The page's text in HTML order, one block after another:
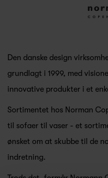
Den danske design
grundlagt i 1999, med
innovative produkter i et
Sortimentet hos Norman
til sofaer til vaser - et
ønsket om at skubbe til de
indretning.